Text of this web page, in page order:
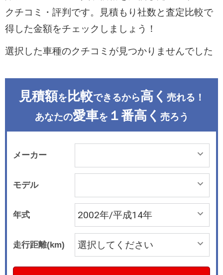
クチコミ・評判です。見積もり社数と査定比較で
得した金額をチェックしましょう！
選択した車種のクチコミが見つかりませんでした
見積額を 比較できるから高く 売れる！
あなたの愛車を １番高く 売ろう
メーカー
モデル
年式
走行距離(km)